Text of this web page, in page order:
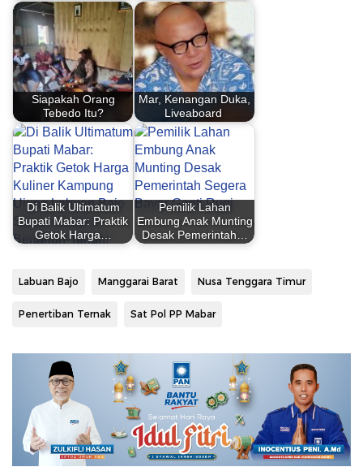
Siapakah Orang
Tebedo Itu?
Mar, Kenangan Duka,
Liveaboard
Di Balik Ultimatum
Bupati Mabar: Praktik
Getok Harga…
Pemilik Lahan
Embung Anak Munting
Desak Pemerintah…
Labuan Bajo Manggarai Barat Nusa Tenggara Timur
Penertiban Ternak Sat Pol PP Mabar